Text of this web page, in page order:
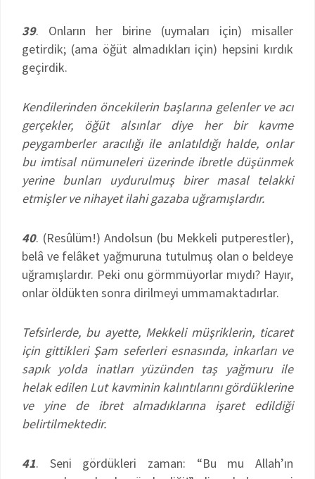
39. Onların her birine (uymaları için) misaller
getirdik; (ama öğüt almadıkları için) hepsini kırdık
geçirdik.
Kendilerinden öncekilerin başlarına gelenler ve acı
gerçekler, öğüt alsınlar diye her bir kavme
peygamberler aracılığı ile anlatıldığı halde, onlar
bu imtisal nümuneleri üzerinde ibretle düşünmek
yerine bunları uydurulmuş birer masal telakki
etmişler ve nihayet ilahi gazaba uğramışlardır.
40. (Resûlüm!) Andolsun (bu Mekkeli putperestler),
belâ ve felâket yağmuruna tutulmuş olan o beldeye
uğramışlardır. Peki onu görmmüyorlar mıydı? Hayır,
onlar öldükten sonra dirilmeyi ummamaktadırlar.
Tefsirlerde, bu ayette, Mekkeli müşriklerin, ticaret
için gittikleri Şam seferleri esnasında, inkarları ve
sapık yolda inatları yüzünden taş yağmuru ile
helak edilen Lut kavminin kalıntılarını gördüklerine
ve yine de ibret almadıklarına işaret edildiği
belirtilmektedir.
41. Seni gördükleri zaman: “Bu mu Allah’ın